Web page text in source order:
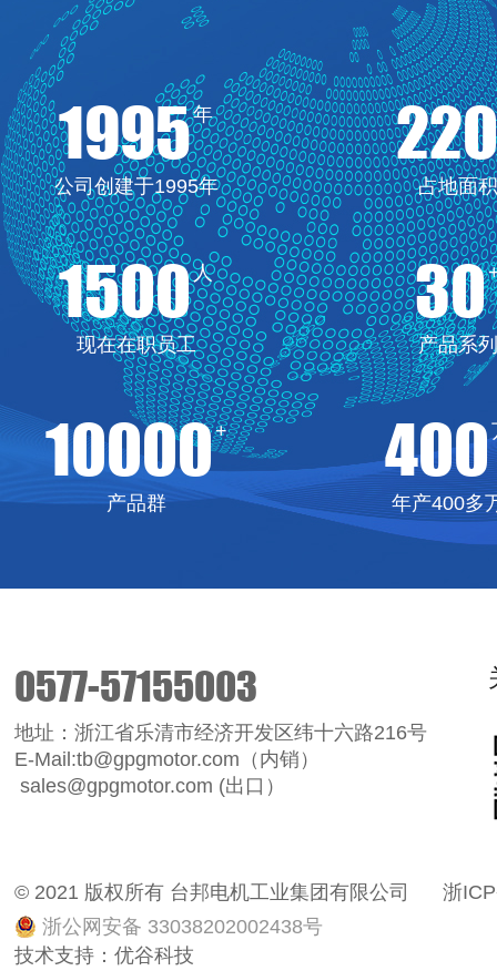
1995年
公司创建于1995年
220
占地面积
1500人
现在在职员工
30
产品系列
10000+
产品群
400
年产400多
0577-57155003
地址：浙江省乐清市经济开发区纬十六路216号
E-Mail:tb@gpgmotor.com（内销）
sales@gpgmotor.com (出口）
© 2021 版权所有 台邦电机工业集团有限公司 浙
浙公网安备 33038202002438号
技术支持： 优谷科技